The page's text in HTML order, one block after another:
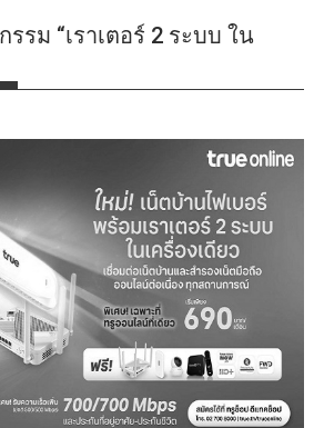
รม “เราเตอร์ 2 ระบบ ใน